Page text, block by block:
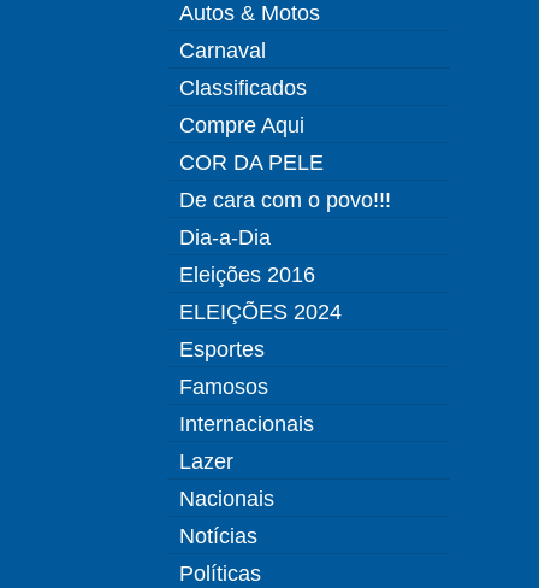
Autos & Motos
Carnaval
Classificados
Compre Aqui
COR DA PELE
De cara com o povo!!!
Dia-a-Dia
Eleições 2016
ELEIÇÕES 2024
Esportes
Famosos
Internacionais
Lazer
Nacionais
Notícias
Políticas